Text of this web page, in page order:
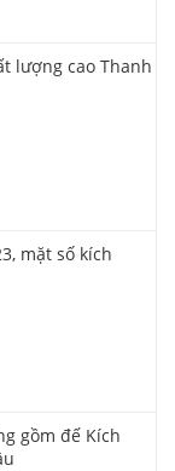
lượng cao Thanh
mặt số kích
gồm đế Kích